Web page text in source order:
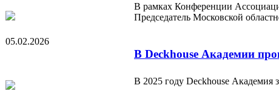
В рамках Конференции
Председатель Московской
05.02.2026
В Deckhouse Академии
В 2025 году Deckhouse Академия